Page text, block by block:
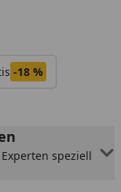
-18 %
speziell